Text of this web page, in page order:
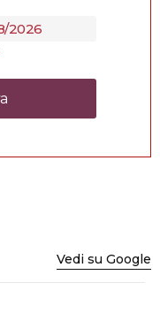
2026
Vedi su Google